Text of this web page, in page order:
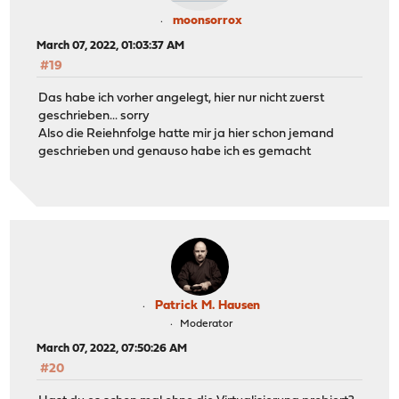
moonsorrox
March 07, 2022, 01:03:37 AM
#19
Das habe ich vorher angelegt, hier nur nicht zuerst
geschrieben... sorry
Also die Reiehnfolge hatte mir ja hier schon jemand
geschrieben und genauso habe ich es gemacht
Patrick M. Hausen
Moderator
March 07, 2022, 07:50:26 AM
#20